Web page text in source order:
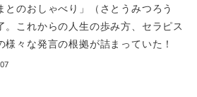
とのおしゃべり」（さとうみつろう
。これからの人生の歩み方、セラピス
様々な発言の根拠が詰まっていた！